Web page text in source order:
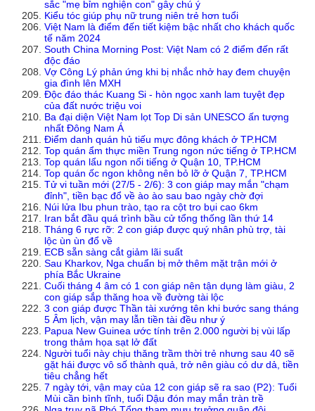
sắc "mẹ bỉm nghiện con" gây chú ý
Kiểu tóc giúp phụ nữ trung niên trẻ hơn tuổi
Việt Nam là điểm đến tiết kiệm bậc nhất cho khách quốc
tế năm 2024
South China Morning Post: Việt Nam có 2 điểm đến rất
độc đáo
Vợ Công Lý phản ứng khi bị nhắc nhở hay đem chuyện
gia đình lên MXH
Độc đáo thác Kuang Si - hòn ngọc xanh lam tuyệt đẹp
của đất nước triệu voi
Ba đại diện Việt Nam lọt Top Di sản UNESCO ấn tượng
nhất Đông Nam Á
Điểm danh quán hủ tiếu mực đông khách ở TP.HCM
Top quán ẩm thực miền Trung ngon nức tiếng ở TP.HCM
Top quán lẩu ngon nổi tiếng ở Quận 10, TP.HCM
Top quán ốc ngon không nên bỏ lỡ ở Quận 7, TP.HCM
Tử vi tuần mới (27/5 - 2/6): 3 con giáp may mắn "chạm
đỉnh", tiền bạc đổ về ào ào sau bao ngày chờ đợi
Núi lửa Ibu phun trào, tạo ra cột tro bụi cao 6km
Iran bắt đầu quá trình bầu cử tổng thống lần thứ 14
Tháng 6 rực rỡ: 2 con giáp được quý nhân phù trợ, tài
lộc ùn ùn đổ về
ECB sẵn sàng cắt giảm lãi suất
Sau Kharkov, Nga chuẩn bị mở thêm mặt trận mới ở
phía Bắc Ukraine
Cuối tháng 4 âm có 1 con giáp nên tận dụng làm giàu, 2
con giáp sắp thăng hoa về đường tài lộc
3 con giáp được Thần tài xướng tên khi bước sang tháng
5 Âm lịch, vận may lẫn tiền tài đều như ý
Papua New Guinea ước tính trên 2.000 người bị vùi lấp
trong thảm họa sạt lở đất
Người tuổi này chịu thăng trầm thời trẻ nhưng sau 40 sẽ
gặt hái được vô số thành quả, trở nên giàu có dư dả, tiền
tiêu chẳng hết
7 ngày tới, vận may của 12 con giáp sẽ ra sao (P2): Tuổi
Mùi cần bình tĩnh, tuổi Dậu đón may mắn tràn trề